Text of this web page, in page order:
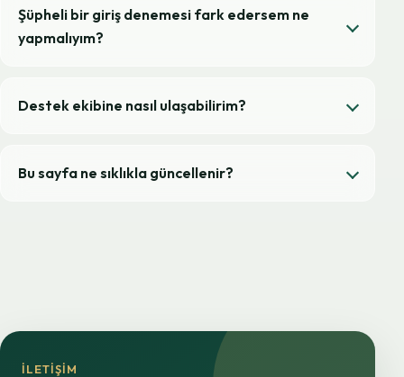
Şüpheli bir giriş denemesi fark edersem ne
yapmalıyım?
Destek ekibine nasıl ulaşabilirim?
Bu sayfa ne sıklıkla güncellenir?
İLETIŞIM